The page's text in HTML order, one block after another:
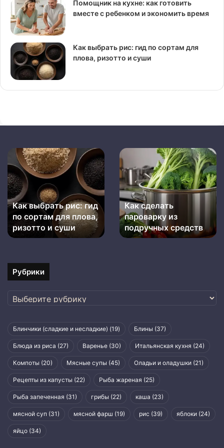
Помощник на кухне: как готовить
вместе с ребенком и экономить время
Как выбрать рис: гид по сортам для
плова, ризотто и суши
Как
выбрать
рис:
гид
по
сортам
для
плова,
ризотто
Как выбрать рис: гид
по сортам для плова,
ризотто и суши
Как
пароварку
из
подручных
средств
Как сделать
пароварку из
подручных средств
Рубрики
Рубрики
Блинчики (сладкие и несладкие) (19) Блины (37)
Блюда из риса (27) Варенье (30) Итальянская кухня (24)
Компоты (20) Мясные супы (45) Оладьи и оладушки (21)
Рецепты из капусты (22) Рыба жареная (25)
Рыба запеченная (31) грибы (22) каша (23)
мясной суп (31) мясной фарш (19) рис (39) яблоки (24)
яйцо (34)